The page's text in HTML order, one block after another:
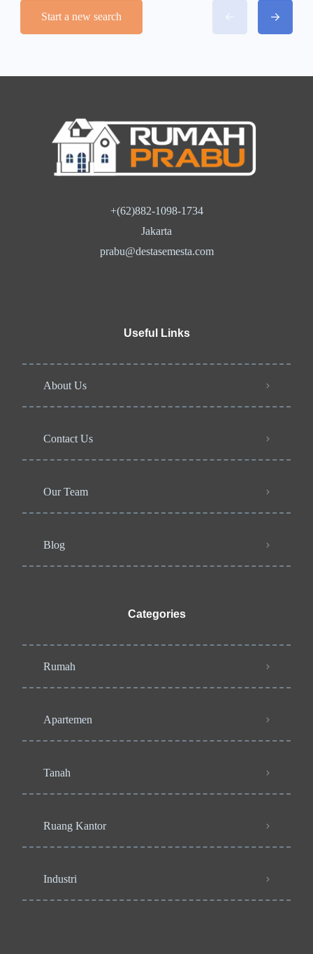
Start a new search
+(62)882-1098-1734
Jakarta
prabu@destasemesta.com
Useful Links
About Us
Contact Us
Our Team
Blog
Categories
Rumah
Apartemen
Tanah
Ruang Kantor
Industri